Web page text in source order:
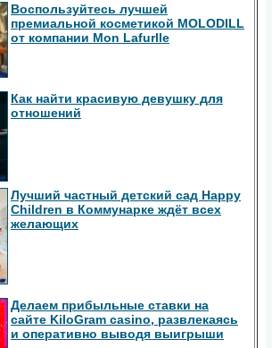
Воспользуйтесь лучшей
премиальной косметикой MOLODILL
от компании Mon Lafurlle
Как найти красивую девушку для
отношений
Лучший частный детский сад Happy
Children в Коммунарке ждёт всех
желающих
Делаем прибыльные ставки на
сайте KiloGram casino, развлекаясь
и оперативно выводя выигрыши